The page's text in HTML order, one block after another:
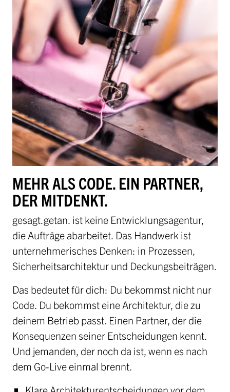
MEHR ALS CODE. EIN PARTNER,
DER MITDENKT.
gesagt.getan. ist keine Entwicklungsagentur,
die Aufträge abarbeitet. Das Handwerk ist
unternehmerisches Denken: in Prozessen,
Sicherheitsarchitektur und Deckungsbeiträgen.
Das bedeutet für dich: Du bekommst nicht nur
Code. Du bekommst eine Architektur, die zu
deinem Betrieb passt. Einen Partner, der die
Konsequenzen seiner Entscheidungen kennt.
Und jemanden, der noch da ist, wenn es nach
dem Go-Live einmal brennt.